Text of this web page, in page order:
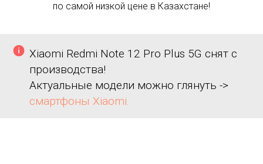
по самой низкой цене в Казахстане!
Xiaomi Redmi Note 12 Pro Plus 5G снят с
производства!
Актуальные модели можно глянуть ->
смартфоны Xiaomi.